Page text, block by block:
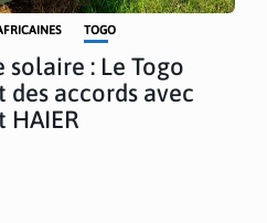
TOGO
solaire : Le Togo
des accords avec
HAIER